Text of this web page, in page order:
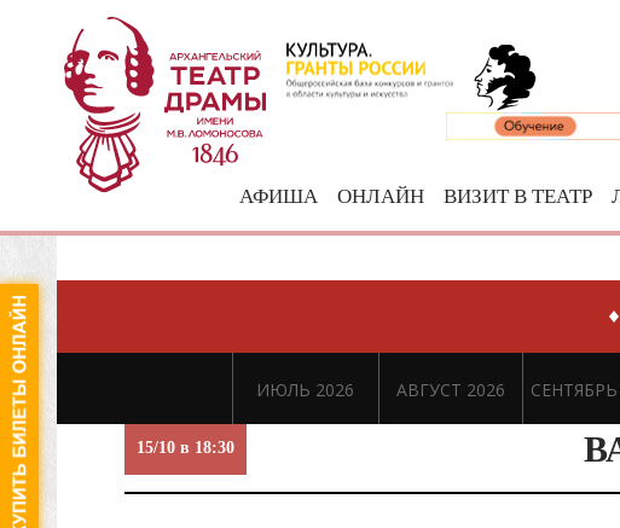
АФИША ОНЛАЙН ВИЗИТ В ТЕАТР
ИЮЛЬ 2026 АВГУСТ 2026 СЕНТЯБРЬ
15/10 в 18:30